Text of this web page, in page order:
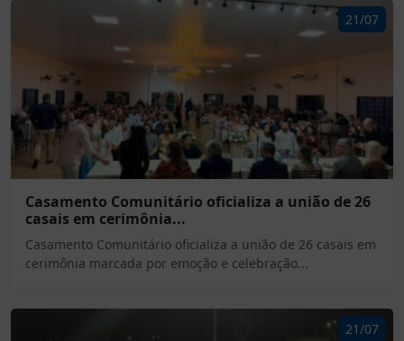
21/07
Casamento Comunitário oficializa a união de 26
casais em cerimônia...
Casamento Comunitário oficializa a união de 26 casais em
cerimônia marcada por emoção e celebração...
21/07